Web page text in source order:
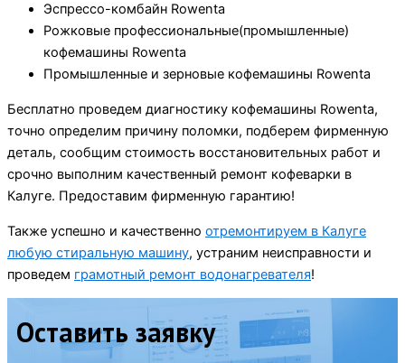
Эспрессо-комбайн Rowenta
Рожковые профессиональные(промышленные)
кофемашины Rowenta
Промышленные и зерновые кофемашины Rowenta
Бесплатно проведем диагностику кофемашины Rowenta,
точно определим причину поломки, подберем фирменную
деталь, сообщим стоимость восстановительных работ и
срочно выполним качественный ремонт кофеварки в
Калуге. Предоставим фирменную гарантию!
Также успешно и качественно отремонтируем в Калуге
любую стиральную машину, устраним неисправности и
проведем грамотный ремонт водонагревателя!
Оставить заявку